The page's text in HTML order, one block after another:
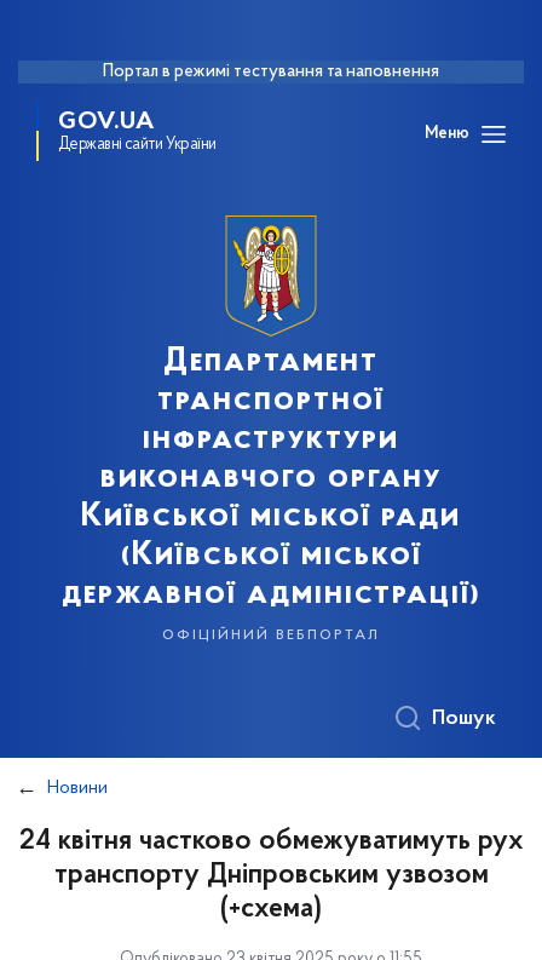
Портал в режимі тестування та наповнення
GOV.UA
Державні сайти України
Меню
Департамент
транспортної
інфраструктури
виконавчого органу
Київської міської ради
(Київської міської
державної адміністрації)
офіційний вебпортал
Пошук
Новини
24 квітня частково обмежуватимуть рух
транспорту Дніпровським узвозом
(+схема)